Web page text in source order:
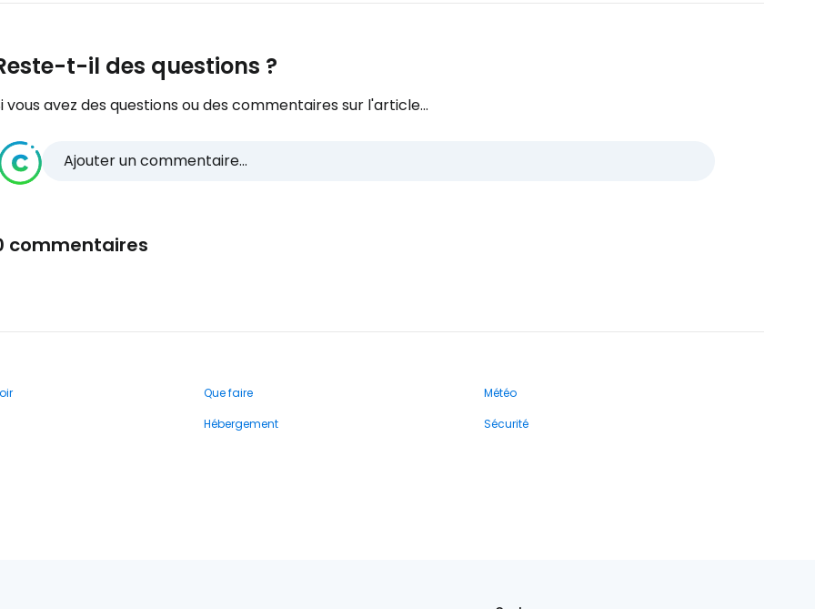
t-il des questions ?
vous avez des questions ou des commentaires sur l'article...
Ajouter un commentaire...
commentaires
Que faire
Météo
Hébergement
Sécurité